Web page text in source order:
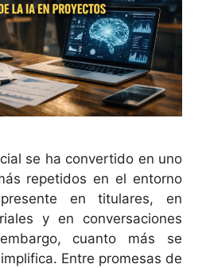
se ha convertido en uno
repetidos en el entorno
en titulares, en
y en conversaciones
cuanto más se
Entre promesas de